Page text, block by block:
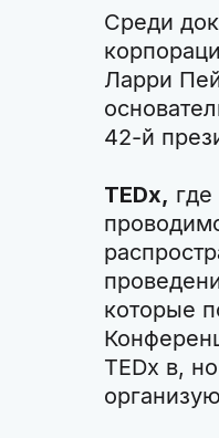
Среди
Ларри
42-й
TEDx,
которые
TEDx в,